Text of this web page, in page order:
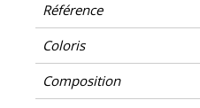
Référence
Coloris
Composition